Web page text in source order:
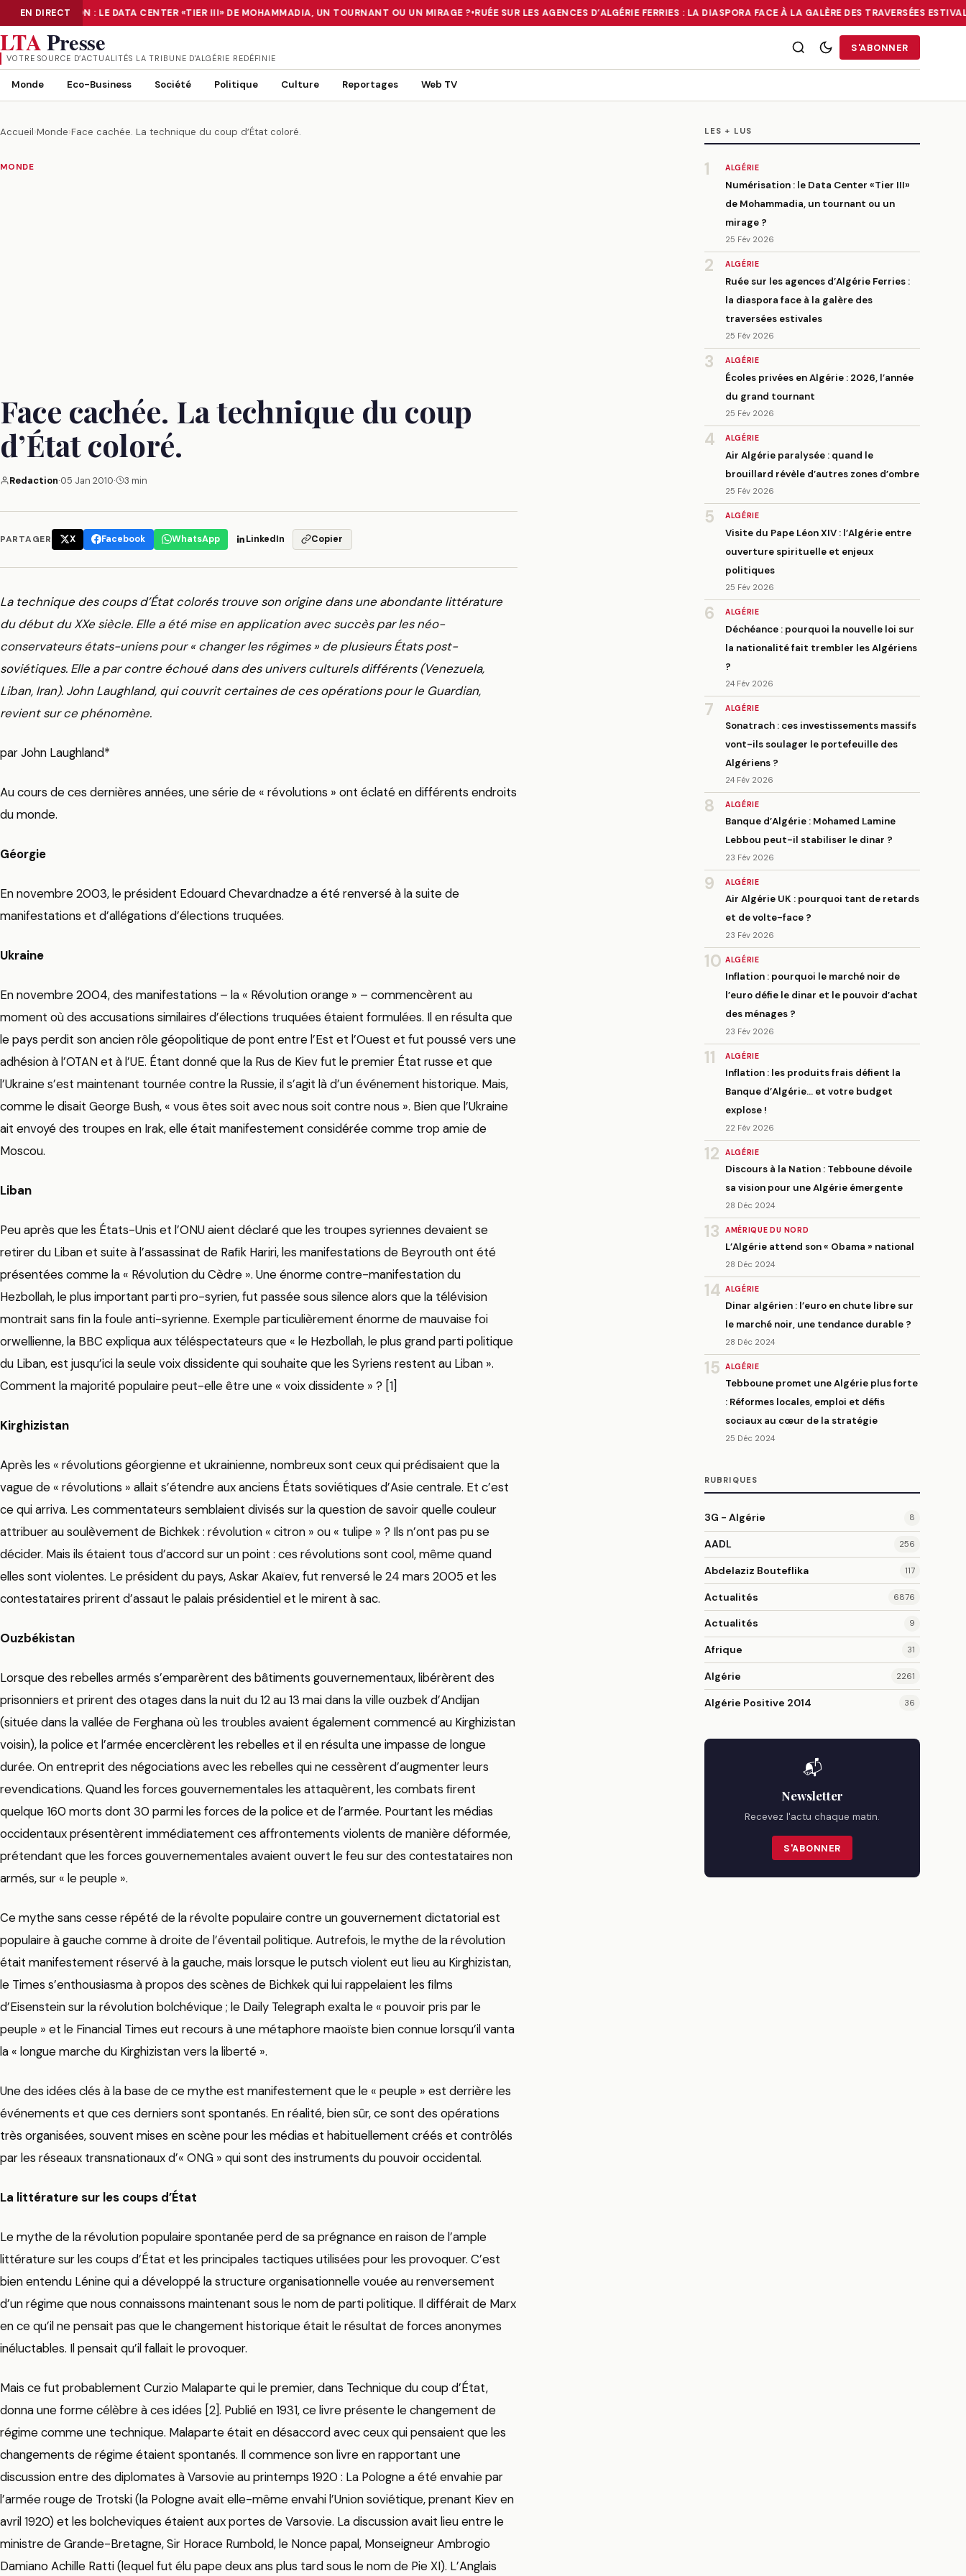
EN DIRECT
NUMÉRISATION : LE DATA CENTER «TIER III» DE MOHAMMADIA, UN TOURNANT OU UN MIRAGE ?•RUÉE SUR LES AGENCES D’ALGÉRIE FERRIES : LA DIASPORA FACE À LA GALÈRE DES TRAVERSÉES
NUMÉRISATION : LE DATA CENTER «TIER III» DE MOHAMMADIA, UN TOURNANT OU UN MIRAGE ?•RUÉE SUR LES AGENCES D’ALGÉRIE FERRIES : LA DIASPORA FACE À LA GALÈRE DES TRAVERSÉES
LTAPresse
VOTRE SOURCE D’ACTUALITÉS LA TRIBUNE D'ALGÉRIE REDÉFINIE
S'ABONNER
Monde Eco-Business Société Politique Culture Reportages Web TV
Accueil›Monde›Face cachée. La technique du coup d’État coloré.
MONDE
Face cachée. La technique du coup
d’État coloré.
Redaction·05 Jan 2010· 3 min
PARTAGER X Facebook WhatsApp LinkedIn Copier
La technique des coups d’État colorés trouve son origine dans une abondante littérature
du début du XXe siècle. Elle a été mise en application avec succès par les néo-
conservateurs états-uniens pour « changer les régimes » de plusieurs États post-
soviétiques. Elle a par contre échoué dans des univers culturels différents (Venezuela,
Liban, Iran). John Laughland, qui couvrit certaines de ces opérations pour le Guardian,
revient sur ce phénomène.
par John Laughland*
Au cours de ces dernières années, une série de « révolutions » ont éclaté en différents endroits
du monde.
Géorgie
En novembre 2003, le président Edouard Chevardnadze a été renversé à la suite de
manifestations et d’allégations d’élections truquées.
Ukraine
En novembre 2004, des manifestations – la « Révolution orange » – commencèrent au
moment où des accusations similaires d’élections truquées étaient formulées. Il en résulta que
le pays perdit son ancien rôle géopolitique de pont entre l’Est et l’Ouest et fut poussé vers une
adhésion à l’OTAN et à l’UE. Étant donné que la Rus de Kiev fut le premier État russe et que
l’Ukraine s’est maintenant tournée contre la Russie, il s’agit là d’un événement historique. Mais,
comme le disait George Bush, « vous êtes soit avec nous soit contre nous ». Bien que l’Ukraine
ait envoyé des troupes en Irak, elle était manifestement considérée comme trop amie de
Moscou.
Liban
Peu après que les États-Unis et l’ONU aient déclaré que les troupes syriennes devaient se
retirer du Liban et suite à l’assassinat de Raﬁk Hariri, les manifestations de Beyrouth ont été
présentées comme la « Révolution du Cèdre ». Une énorme contre-manifestation du
Hezbollah, le plus important parti pro-syrien, fut passée sous silence alors que la télévision
montrait sans ﬁn la foule anti-syrienne. Exemple particulièrement énorme de mauvaise foi
orwellienne, la BBC expliqua aux téléspectateurs que « le Hezbollah, le plus grand parti politique
du Liban, est jusqu’ici la seule voix dissidente qui souhaite que les Syriens restent au Liban ».
Comment la majorité populaire peut-elle être une « voix dissidente » ? [1]
Kirghizistan
Après les « révolutions géorgienne et ukrainienne, nombreux sont ceux qui prédisaient que la
vague de « révolutions » allait s’étendre aux anciens États soviétiques d’Asie centrale. Et c’est
ce qui arriva. Les commentateurs semblaient divisés sur la question de savoir quelle couleur
attribuer au soulèvement de Bichkek : révolution « citron » ou « tulipe » ? Ils n’ont pas pu se
décider. Mais ils étaient tous d’accord sur un point : ces révolutions sont cool, même quand
elles sont violentes. Le président du pays, Askar Akaïev, fut renversé le 24 mars 2005 et les
contestataires prirent d’assaut le palais présidentiel et le mirent à sac.
Ouzbékistan
Lorsque des rebelles armés s’emparèrent des bâtiments gouvernementaux, libérèrent des
prisonniers et prirent des otages dans la nuit du 12 au 13 mai dans la ville ouzbek d’Andijan
(située dans la vallée de Ferghana où les troubles avaient également commencé au Kirghizistan
voisin), la police et l’armée encerclèrent les rebelles et il en résulta une impasse de longue
durée. On entreprit des négociations avec les rebelles qui ne cessèrent d’augmenter leurs
revendications. Quand les forces gouvernementales les attaquèrent, les combats ﬁrent
quelque 160 morts dont 30 parmi les forces de la police et de l’armée. Pourtant les médias
occidentaux présentèrent immédiatement ces affrontements violents de manière déformée,
prétendant que les forces gouvernementales avaient ouvert le feu sur des contestataires non
armés, sur « le peuple ».
Ce mythe sans cesse répété de la révolte populaire contre un gouvernement dictatorial est
populaire à gauche comme à droite de l’éventail politique. Autrefois, le mythe de la révolution
était manifestement réservé à la gauche, mais lorsque le putsch violent eut lieu au Kirghizistan,
le Times s’enthousiasma à propos des scènes de Bichkek qui lui rappelaient les ﬁlms
d’Eisenstein sur la révolution bolchévique ; le Daily Telegraph exalta le « pouvoir pris par le
peuple » et le Financial Times eut recours à une métaphore maoïste bien connue lorsqu’il vanta
la « longue marche du Kirghizistan vers la liberté ».
Une des idées clés à la base de ce mythe est manifestement que le « peuple » est derrière les
événements et que ces derniers sont spontanés. En réalité, bien sûr, ce sont des opérations
très organisées, souvent mises en scène pour les médias et habituellement créés et contrôlés
par les réseaux transnationaux d’« ONG » qui sont des instruments du pouvoir occidental.
La littérature sur les coups d’État
Le mythe de la révolution populaire spontanée perd de sa prégnance en raison de l’ample
littérature sur les coups d’État et les principales tactiques utilisées pour les provoquer. C’est
bien entendu Lénine qui a développé la structure organisationnelle vouée au renversement
d’un régime que nous connaissons maintenant sous le nom de parti politique. Il différait de Marx
en ce qu’il ne pensait pas que le changement historique était le résultat de forces anonymes
inéluctables. Il pensait qu’il fallait le provoquer.
Mais ce fut probablement Curzio Malaparte qui le premier, dans Technique du coup d’État,
donna une forme célèbre à ces idées [2]. Publié en 1931, ce livre présente le changement de
régime comme une technique. Malaparte était en désaccord avec ceux qui pensaient que les
changements de régime étaient spontanés. Il commence son livre en rapportant une
discussion entre des diplomates à Varsovie au printemps 1920 : La Pologne a été envahie par
l’armée rouge de Trotski (la Pologne avait elle-même envahi l’Union soviétique, prenant Kiev en
avril 1920) et les bolcheviques étaient aux portes de Varsovie. La discussion avait lieu entre le
ministre de Grande-Bretagne, Sir Horace Rumbold, le Nonce papal, Monseigneur Ambrogio
Damiano Achille Ratti (lequel fut élu pape deux ans plus tard sous le nom de Pie XI). L’Anglais
LES + LUS
1 ALGÉRIE
Numérisation : le Data Center «Tier III»
de Mohammadia, un tournant ou un
mirage ?
25 Fév 2026
2 ALGÉRIE
Ruée sur les agences d’Algérie Ferries :
la diaspora face à la galère des
traversées estivales
25 Fév 2026
3 ALGÉRIE
Écoles privées en Algérie : 2026, l’année
du grand tournant
25 Fév 2026
4 ALGÉRIE
Air Algérie paralysée : quand le
brouillard révèle d’autres zones d’ombre
25 Fév 2026
5 ALGÉRIE
Visite du Pape Léon XIV : l’Algérie entre
ouverture spirituelle et enjeux
politiques
25 Fév 2026
6 ALGÉRIE
Déchéance : pourquoi la nouvelle loi sur
la nationalité fait trembler les Algériens
?
24 Fév 2026
7 ALGÉRIE
Sonatrach : ces investissements massifs
vont-ils soulager le portefeuille des
Algériens ?
24 Fév 2026
8 ALGÉRIE
Banque d’Algérie : Mohamed Lamine
Lebbou peut-il stabiliser le dinar ?
23 Fév 2026
9 ALGÉRIE
Air Algérie UK : pourquoi tant de retards
et de volte-face ?
23 Fév 2026
10 ALGÉRIE
Inflation : pourquoi le marché noir de
l’euro défie le dinar et le pouvoir d’achat
des ménages ?
23 Fév 2026
11 ALGÉRIE
Inflation : les produits frais défient la
Banque d’Algérie… et votre budget
explose !
22 Fév 2026
12 ALGÉRIE
Discours à la Nation : Tebboune dévoile
sa vision pour une Algérie émergente
28 Déc 2024
13 AMÉRIQUE DU NORD
L’Algérie attend son « Obama » national
28 Déc 2024
14 ALGÉRIE
Dinar algérien : l’euro en chute libre sur
le marché noir, une tendance durable ?
28 Déc 2024
15 ALGÉRIE
Tebboune promet une Algérie plus forte
: Réformes locales, emploi et défis
sociaux au cœur de la stratégie
25 Déc 2024
RUBRIQUES
3G - Algérie 8
AADL 256
Abdelaziz Bouteflika 117
Actualités 6876
Actualités 9
Afrique 31
Algérie 2261
Algérie Positive 2014 36
📬
Newsletter
Recevez l'actu chaque matin.
S'ABONNER